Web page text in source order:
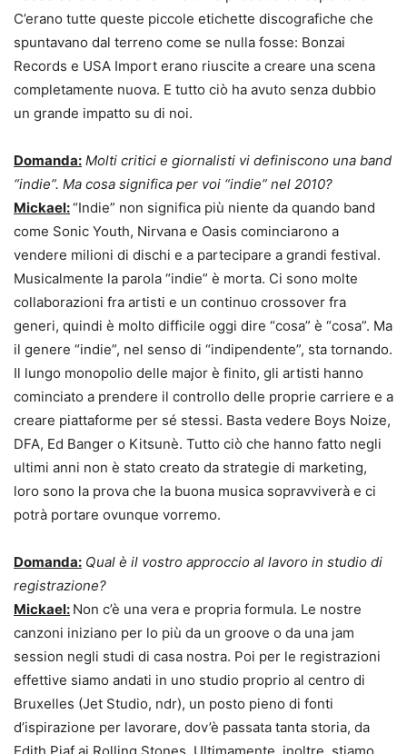
C’erano tutte queste piccole etichette discografiche che
spuntavano dal terreno come se nulla fosse: Bonzai
Records e USA Import erano riuscite a creare una scena
completamente nuova. E tutto ciò ha avuto senza dubbio
un grande impatto su di noi.
Domanda: Molti critici e giornalisti vi definiscono una band
“indie”. Ma cosa significa per voi “indie” nel 2010?
Mickael:“Indie” non significa più niente da quando band
come Sonic Youth, Nirvana e Oasis cominciarono a
vendere milioni di dischi e a partecipare a grandi festival.
Musicalmente la parola “indie” è morta. Ci sono molte
collaborazioni fra artisti e un continuo crossover fra
generi, quindi è molto difficile oggi dire “cosa” è “cosa”. Ma
il genere “indie”, nel senso di “indipendente”, sta tornando.
Il lungo monopolio delle major è finito, gli artisti hanno
cominciato a prendere il controllo delle proprie carriere e a
creare piattaforme per sé stessi. Basta vedere Boys Noize,
DFA, Ed Banger o Kitsunè. Tutto ciò che hanno fatto negli
ultimi anni non è stato creato da strategie di marketing,
loro sono la prova che la buona musica sopravviverà e ci
potrà portare ovunque vorremo.
Domanda: Qual è il vostro approccio al lavoro in studio di
registrazione?
Mickael: Non c’è una vera e propria formula. Le nostre
canzoni iniziano per lo più da un groove o da una jam
session negli studi di casa nostra. Poi per le registrazioni
effettive siamo andati in uno studio proprio al centro di
Bruxelles (Jet Studio, ndr), un posto pieno di fonti
d’ispirazione per lavorare, dov’è passata tanta storia, da